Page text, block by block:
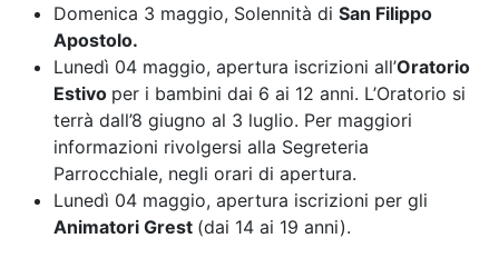
Domenica 3 maggio, Solennità di San Filippo
Apostolo.
Lunedì 04 maggio, apertura iscrizioni all’Oratorio
Estivo per i bambini dai 6 ai 12 anni. L’Oratorio si
terrà dall’8 giugno al 3 luglio. Per maggiori
informazioni rivolgersi alla Segreteria
Parrocchiale, negli orari di apertura.
Lunedì 04 maggio, apertura iscrizioni per gli
Animatori Grest (dai 14 ai 19 anni).